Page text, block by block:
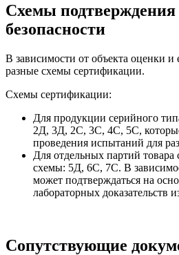
Схемы
безопасности
В зависимости от объекта оценки и
разные схемы сертификации.
Схемы сертификации:
Для продукции серийного
2Д, 3Д, 2С, 3С, 4С, 5С,
проведения испытаний для
Для отдельных партий товара
схемы: 5Д, 6С, 7С. В
может подтверждаться на
лабораторных доказательств
Сопутствующие